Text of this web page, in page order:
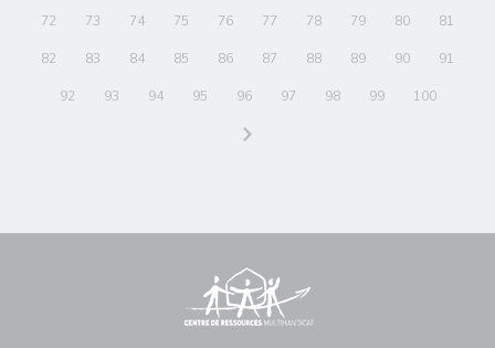
72 73 74 75 76 77 78 79 80 81
82 83 84 85 86 87 88 89 90 91
92 93 94 95 96 97 98 99 100